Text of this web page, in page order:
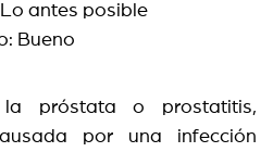
antes posible
Bueno
próstata o prostatitis,
por una infección